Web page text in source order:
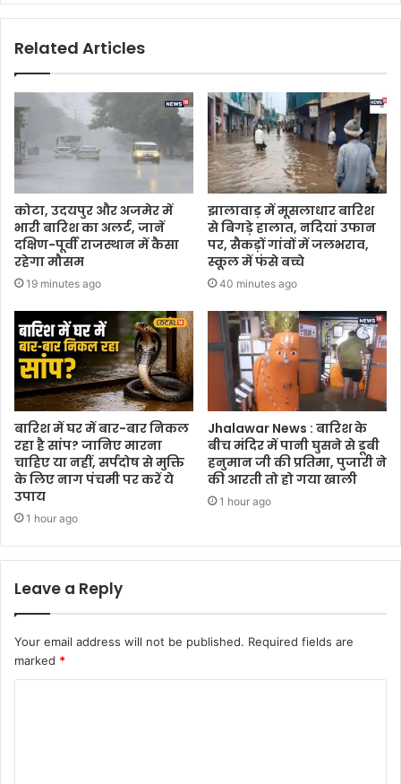
Related Articles
कोटा, उदयपुर और अजमेर में
भारी बारिश का अलर्ट, जानें
दक्षिण-पूर्वी राजस्थान में कैसा
रहेगा मौसम
19 minutes ago
झालावाड़ में मूसलाधार बारिश
से बिगड़े हालात, नदियां उफान
पर, सैकड़ों गांवों में जलभराव,
स्कूल में फंसे बच्चे
40 minutes ago
बारिश में घर में बार-बार निकल
रहा है सांप? जानिए मारना
चाहिए या नहीं, सर्पदोष से मुक्ति
के लिए नाग पंचमी पर करें ये
उपाय
1 hour ago
Jhalawar News : बारिश के
बीच मंदिर में पानी घुसने से डूबी
हनुमान जी की प्रतिमा, पुजारी ने
की आरती तो हो गया खाली
1 hour ago
Leave a Reply
Your email address will not be published. Required fields are
marked *